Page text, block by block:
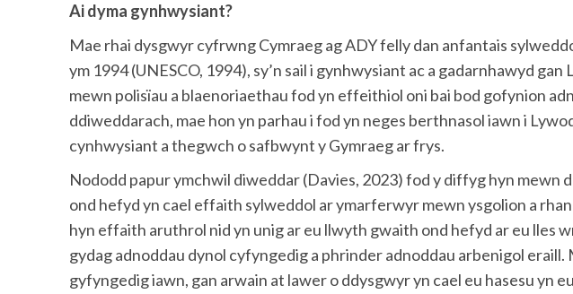
Ai dyma gynhwysiant?
Mae rhai dysgwyr cyfrwng Cymraeg ag ADY felly dan anfantais
ym 1994 (UNESCO, 1994), sy’n sail i gynhwysiant ac a gadarnhawyd
mewn polisïau a blaenoriaethau fod yn effeithiol oni bai bod gofynion
ddiweddarach, mae hon yn parhau i fod yn neges berthnasol iawn i
cynhwysiant a thegwch o safbwynt y Gymraeg ar frys.
Nododd papur ymchwil diweddar (Davies, 2023) fod y diffyg hyn
ond hefyd yn cael effaith sylweddol ar ymarferwyr mewn ysgolion a
hyn effaith aruthrol nid yn unig ar eu llwyth gwaith ond hefyd ar eu lles
gydag adnoddau dynol cyfyngedig a phrinder adnoddau arbenigol
gyfyngedig iawn, gan arwain at lawer o ddysgwyr yn cael eu hasesu yn